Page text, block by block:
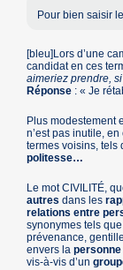
Pour bien saisir
[bleu]Lors d’une
candidat en ces
aimeriez prendre,
Réponse : « Je
Plus modestement
n’est pas inutile,
termes voisins, tels
politesse…
Le motCIVILITÉ,
autresdans les
relations entre
synonymes tels
prévenance,
envers lapersonne
vis-à-vis d’un